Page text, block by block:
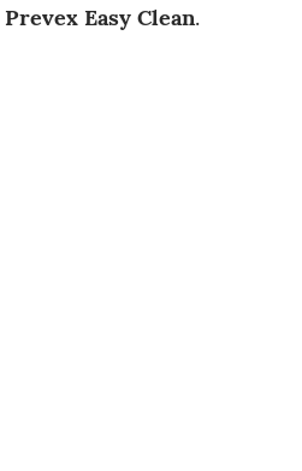
Prevex Easy Clean.